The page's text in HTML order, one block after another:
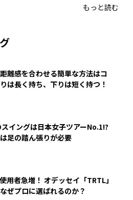
もっと読む
離感を合わせる簡単な方法はコ
は長く持ち、下りは短く持つ！
イングは日本女子ツアーNo.1!?
足の踏ん張りが必要
用者急増！ オデッセイ「TRTL」
ぜプロに選ばれるのか？